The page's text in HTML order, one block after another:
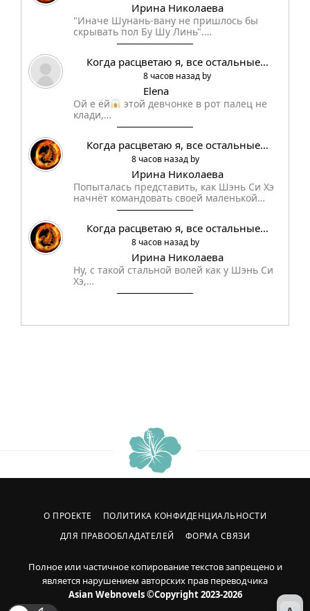
Ирина Николаева
"Иначе Шунань-вану не пришлось бы
скрывать пол Бу Шу Линь".…
Когда расцветаю я, все остальные…
8 часов назад by
Elena
Ой е ёй
этой девчонке в рот палец не
клади,…
Когда расцветаю я, все остальные…
8 часов назад by
Ирина Николаева
Попыталась представить, как Шэнь Си Хэ
начнёт командовать своей маленькой…
Когда расцветаю я, все остальные…
8 часов назад by
Ирина Николаева
Ну, с такой стальной волей как у Шэнь Си
Хэ,…
О ПРОЕКТЕ
ПОЛИТИКА КОНФИДЕНЦИАЛЬНОСТИ
ДЛЯ ПРАВООБЛАДАТЕЛЕЙ
ФОРМА СВЯЗИ
Полное или частичное копирование текстов запрещено и
является нарушением авторских прав переводчика
Asian Webnovels ©Copyright 2023-2026